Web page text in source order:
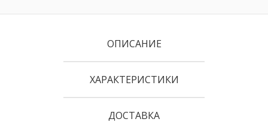
ОПИСАНИЕ
ХАРАКТЕРИСТИКИ
ДОСТАВКА